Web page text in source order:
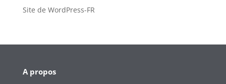
Site de WordPress-FR
A propos